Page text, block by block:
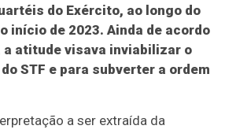
do Exército, ao longo do
início de 2023. Ainda de acordo
a atitude visava inviabilizar o
STF e para subverter a ordem
a ser extraída da